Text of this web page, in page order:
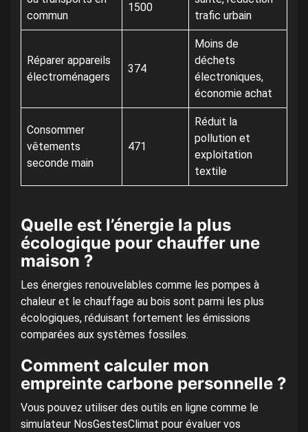
commun
1500
trafic urbain
Réparer appareils
électroménagers
374
Moins de
déchets
électroniques,
économie achat
Consommer
vêtements
seconde main
471
Réduit la
pollution et
exploitation
textile
Quelle est l’énergie la plus
écologique pour chauffer une
maison ?
Les énergies renouvelables comme les pompes à
chaleur et le chauffage au bois sont parmi les plus
écologiques, réduisant fortement les émissions
comparées aux systèmes fossiles.
Comment calculer mon
empreinte carbone personnelle ?
Vous pouvez utiliser des outils en ligne comme le
simulateur NosGestesClimat pour évaluer vos